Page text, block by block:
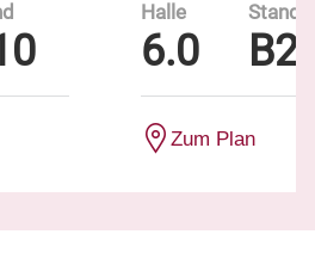
Halle
6.0
Stand
Zum Plan